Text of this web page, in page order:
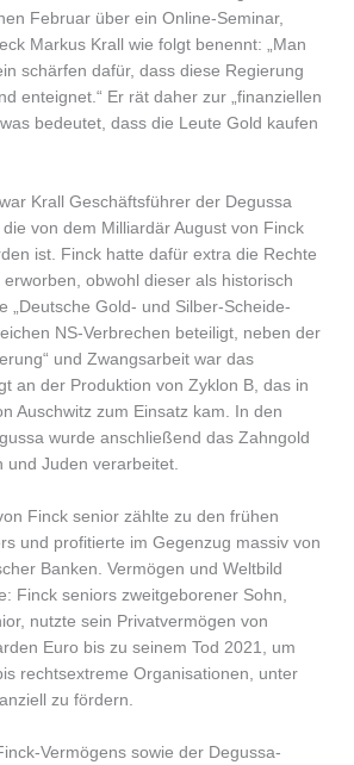
Februar über ein Online-Seminar,
Markus Krall wie folgt benennt: „Man
schärfen dafür, dass diese Regierung
enteignet.“ Er rät daher zur „finanziellen
bedeutet, dass die Leute Gold kaufen
Krall Geschäftsführer der Degussa
von dem Milliardär August von Finck
ist. Finck hatte dafür extra die Rechte
obwohl dieser als historisch
„Deutsche Gold- und Silber-Scheide-
NS-Verbrechen beteiligt, neben der
und Zwangsarbeit war das
an der Produktion von Zyklon B, das in
Auschwitz zum Einsatz kam. In den
wurde anschließend das Zahngold
und Juden verarbeitet.
Finck senior zählte zu den frühen
und profitierte im Gegenzug massiv von
Banken. Vermögen und Weltbild
Finck seniors zweitgeborener Sohn,
nutzte sein Privatvermögen von
Euro bis zu seinem Tod 2021, um
rechtsextreme Organisationen, unter
zu fördern.
Vermögens sowie der Degussa-